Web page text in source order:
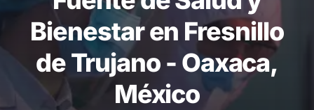
Bienestar en Fresnillo
de Trujano - Oaxaca,
México